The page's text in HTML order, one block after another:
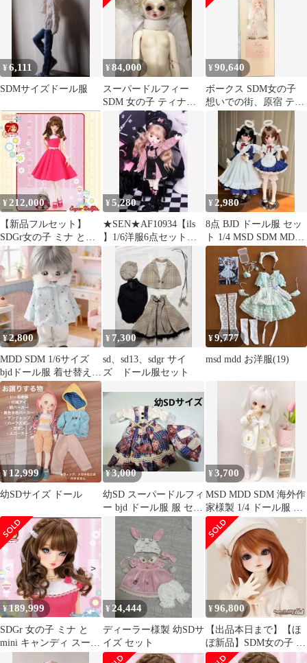
¥6,111
SDMサイズドール服
¥84,000
スーパードルフィー
SDM 女の子 ティナ
ウィッグ欠品
¥90,640
ボークス SDM女の子
想いでの街、原宿 ティ
2025 Ver.
¥212,000
【新品フルセット】
SDGr女の子 ミナ と
mini キャンディ
¥5,280
★SEN★AF10934【ils
】1/6洋服6点セット
（幼SD）
¥ 2,980
8点 BJD ドール服 セッ
ト 1/4 MSD SDM MDD
ワンピース
¥2,800
MDD SDM 1/6サイズ
bjdドール服 着せ替え
人形服
¥ 7,300
sd、sd13、sdgr サイ
ズ ドール服セット
¥9,777
msd mdd お洋服(19)
¥ 12,999
幼SDサイズ ドール
¥3,000
幼SD スーパードルフィ
ー bjd ドール服 服 セッ
¥3,700
MSD MDD SDM 海外作
家様製 1/4 ドール服 セ
ット ドレス 5
¥189,999
SDGr 女の子 ミナ と
mini キャンディ スーパ
¥24,444
ディーラー様製 幼SDサ
イズ セット
¥96,800
【出品本日まで】【ほ
ぼ新品】SDM女の子 サ
キ 10周年記念Ver. ドー